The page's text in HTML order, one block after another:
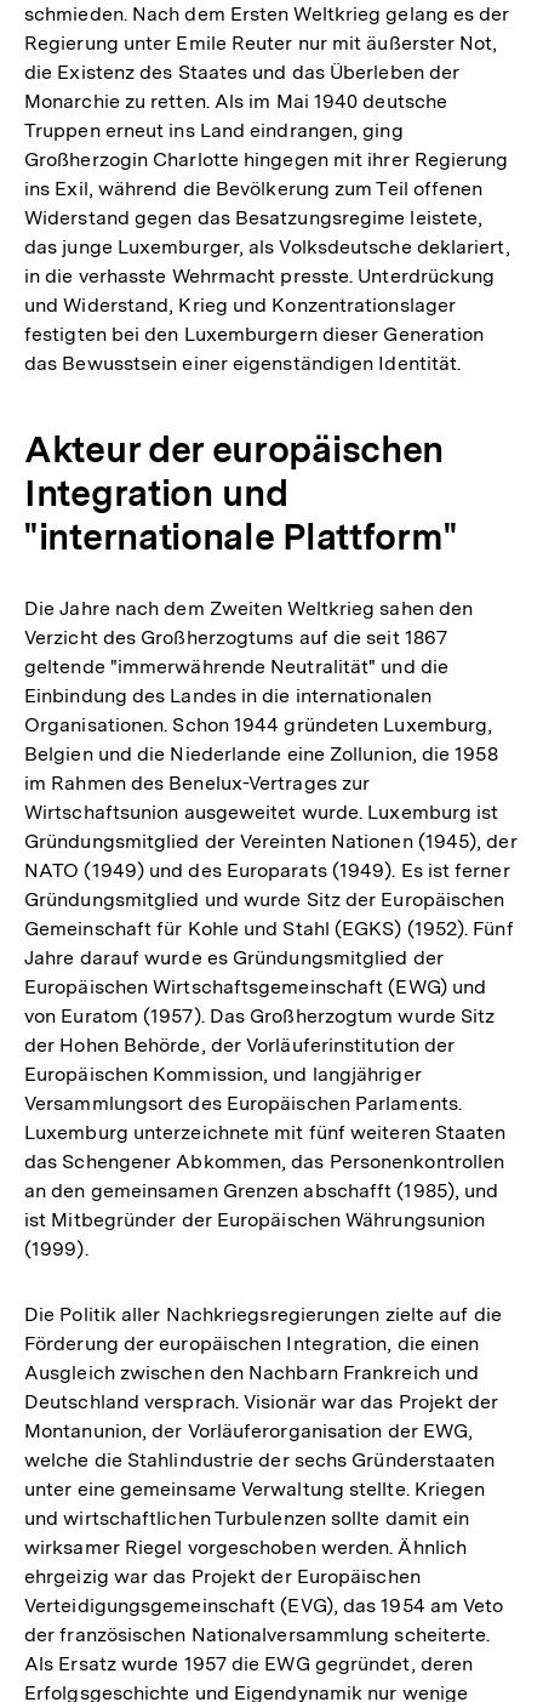
schmieden. Nach dem Ersten Weltkrieg gelang es der
Regierung unter Emile Reuter nur mit äußerster Not,
die Existenz des Staates und das Überleben der
Monarchie zu retten. Als im Mai 1940 deutsche
Truppen erneut ins Land eindrangen, ging
Großherzogin Charlotte hingegen mit ihrer Regierung
ins Exil, während die Bevölkerung zum Teil offenen
Widerstand gegen das Besatzungsregime leistete,
das junge Luxemburger, als Volksdeutsche deklariert,
in die verhasste Wehrmacht presste. Unterdrückung
und Widerstand, Krieg und Konzentrationslager
festigten bei den Luxemburgern dieser Generation
das Bewusstsein einer eigenständigen Identität.
Akteur der europäischen
Integration und
"internationale Plattform"
Die Jahre nach dem Zweiten Weltkrieg sahen den
Verzicht des Großherzogtums auf die seit 1867
geltende "immerwährende Neutralität" und die
Einbindung des Landes in die internationalen
Organisationen. Schon 1944 gründeten Luxemburg,
Belgien und die Niederlande eine Zollunion, die 1958
im Rahmen des Benelux-Vertrages zur
Wirtschaftsunion ausgeweitet wurde. Luxemburg ist
Gründungsmitglied der Vereinten Nationen (1945), der
NATO (1949) und des Europarats (1949). Es ist ferner
Gründungsmitglied und wurde Sitz der Europäischen
Gemeinschaft für Kohle und Stahl (EGKS) (1952). Fünf
Jahre darauf wurde es Gründungsmitglied der
Europäischen Wirtschaftsgemeinschaft (EWG) und
von Euratom (1957). Das Großherzogtum wurde Sitz
der Hohen Behörde, der Vorläuferinstitution der
Europäischen Kommission, und langjähriger
Versammlungsort des Europäischen Parlaments.
Luxemburg unterzeichnete mit fünf weiteren Staaten
das Schengener Abkommen, das Personenkontrollen
an den gemeinsamen Grenzen abschafft (1985), und
ist Mitbegründer der Europäischen Währungsunion
(1999).
Die Politik aller Nachkriegsregierungen zielte auf die
Förderung der europäischen Integration, die einen
Ausgleich zwischen den Nachbarn Frankreich und
Deutschland versprach. Visionär war das Projekt der
Montanunion, der Vorläuferorganisation der EWG,
welche die Stahlindustrie der sechs Gründerstaaten
unter eine gemeinsame Verwaltung stellte. Kriegen
und wirtschaftlichen Turbulenzen sollte damit ein
wirksamer Riegel vorgeschoben werden. Ähnlich
ehrgeizig war das Projekt der Europäischen
Verteidigungsgemeinschaft (EVG), das 1954 am Veto
der französischen Nationalversammlung scheiterte.
Als Ersatz wurde 1957 die EWG gegründet, deren
Erfolgsgeschichte und Eigendynamik nur wenige